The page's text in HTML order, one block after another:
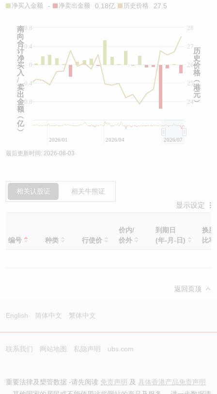
净买入金额 - 净卖出金额 0.18亿 历史价格 27.5
0
-0.8
-0.4
0.4
0.8
24
27
25
26
28
2026/01 2026/04 2026/07
南
向
合
计
净
买
入
/
卖
出
金
额
︵
亿
︶
历
史
价
格
︵
港
元
︶
最后更新时间: 2026-08-03
相关认股证 相关牛熊证
显示设定
编号 种类 行使价
价内/
价外
到期日
(年-月-日)
换股
比率
返回页顶
English 简体中文 繁体中文
联系我们 网站地图 私隐声明 ubs.com
重要法律及槼管数据 -请先阅读 免责声明 及 具体香港产品免责声明